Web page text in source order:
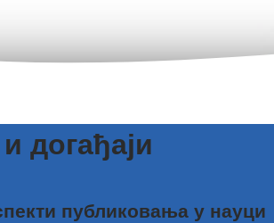
догађаји
публиковања у науци